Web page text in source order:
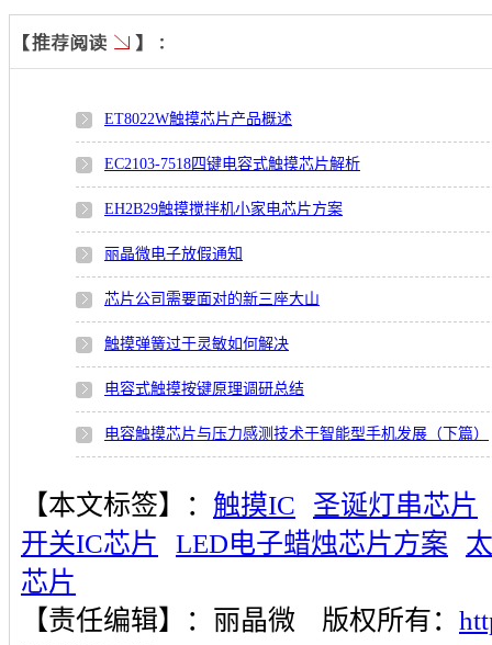
ET8022W触摸芯片产品概述
EC2103-7518四键电容式触摸芯片解析
EH2B29触摸搅拌机小家电芯片方案
丽晶微电子放假通知
芯片公司需要面对的新三座大山
触摸弹簧过于灵敏如何解决
电容式触摸按键原理调研总结
电容触摸芯片与压力感测技术于智能型手机发展（下篇）
【本文标签】： 触摸IC
圣诞灯串芯片
开关IC芯片
LED电子蜡烛芯片方案
芯片
【责任编辑】： 丽晶微 版权所有：